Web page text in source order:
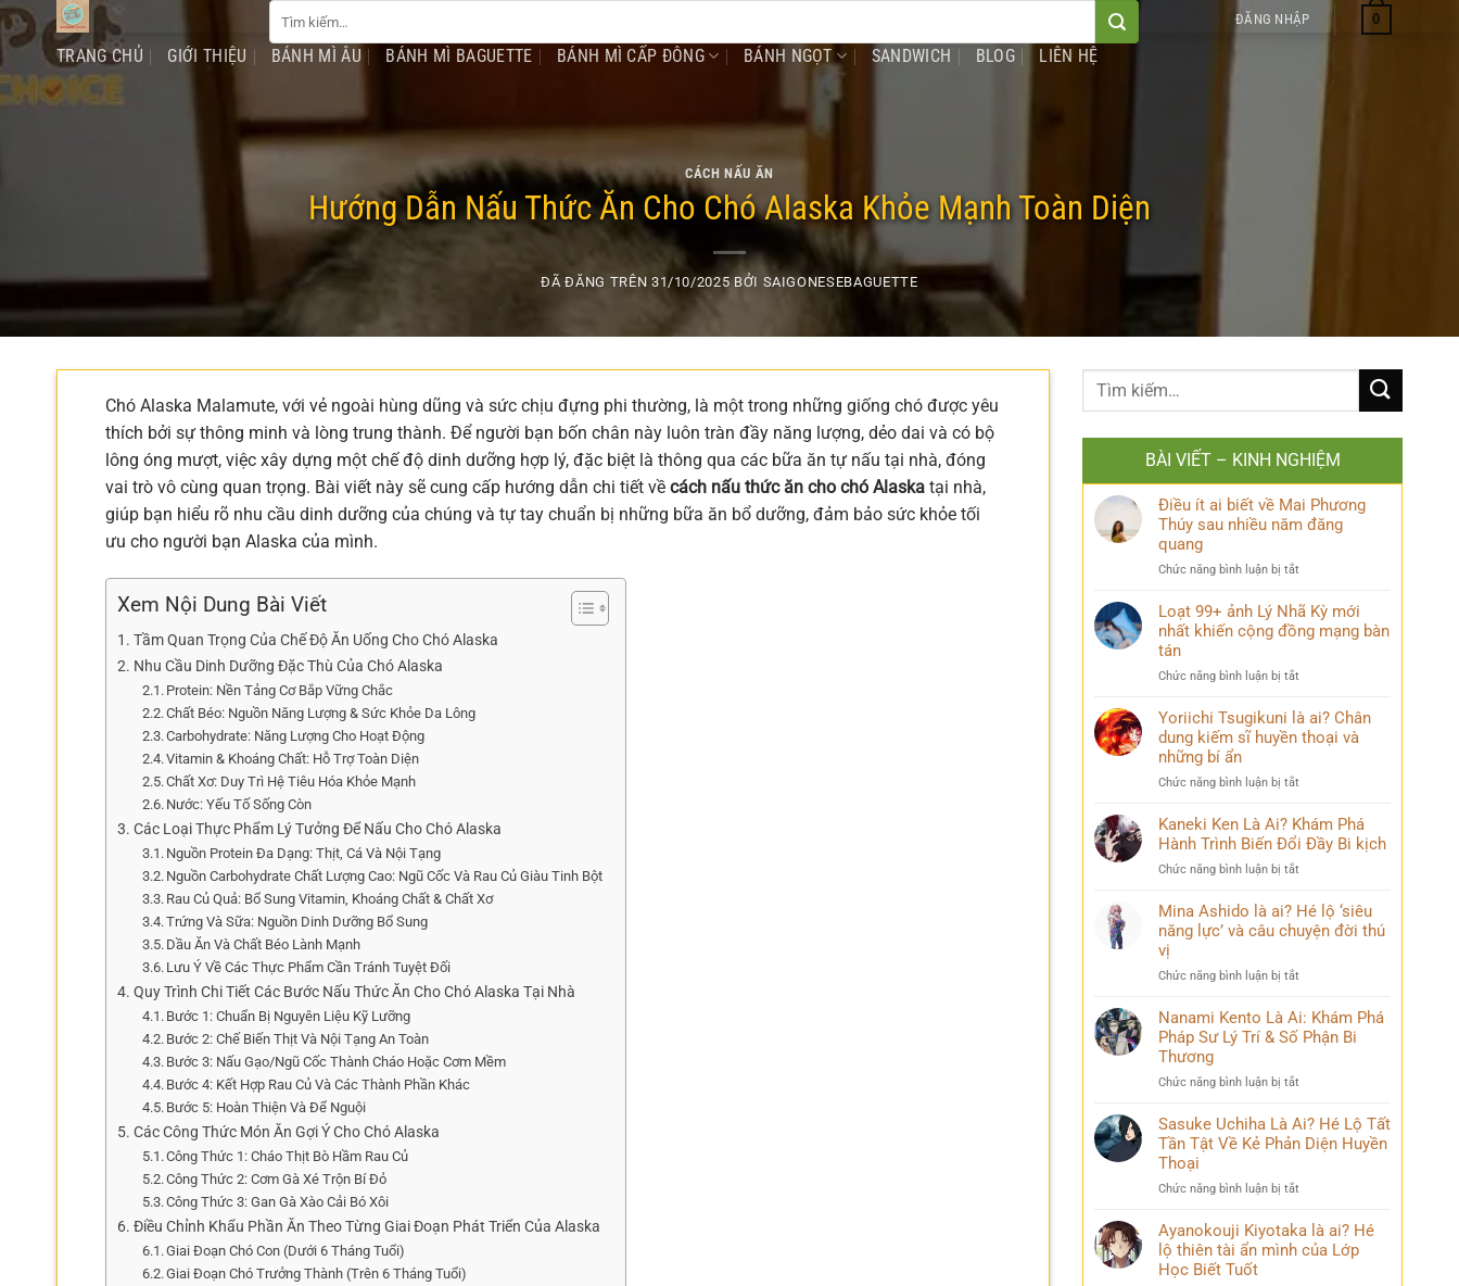
Chuyển
đến
nội
dung
kiếm:
ĐĂNG NHẬP 0
TRANG CHỦ GIỚI THIỆU BÁNH MÌ ÂU BÁNH MÌ BAGUETTE BÁNH MÌ CẤP ĐÔNG BÁNH NGỌT SANDWICH BLOG LIÊN HỆ
CÁCH NẤU ĂN
Hướng Dẫn Nấu Thức Ăn Cho Chó Alaska Khỏe Mạnh Toàn Diện
ĐÃ ĐĂNG TRÊN 31/10/2025 BỞI SAIGONESEBAGUETTE
Chó Alaska Malamute, với vẻ ngoài hùng dũng và sức chịu đựng phi thường, là một trong những giống chó được yêu
thích bởi sự thông minh và lòng trung thành. Để người bạn bốn chân này luôn tràn đầy năng lượng, dẻo dai và có bộ
lông óng mượt, việc xây dựng một chế độ dinh dưỡng hợp lý, đặc biệt là thông qua các bữa ăn tự nấu tại nhà, đóng
vai trò vô cùng quan trọng. Bài viết này sẽ cung cấp hướng dẫn chi tiết về cách nấu thức ăn cho chó Alaska tại nhà,
giúp bạn hiểu rõ nhu cầu dinh dưỡng của chúng và tự tay chuẩn bị những bữa ăn bổ dưỡng, đảm bảo sức khỏe tối
ưu cho người bạn Alaska của mình.
Xem Nội Dung Bài Viết
Tầm Quan Trọng Của Chế Độ Ăn Uống Cho Chó Alaska
Nhu Cầu Dinh Dưỡng Đặc Thù Của Chó Alaska
Protein: Nền Tảng Cơ Bắp Vững Chắc
Chất Béo: Nguồn Năng Lượng & Sức Khỏe Da Lông
Carbohydrate: Năng Lượng Cho Hoạt Động
Vitamin & Khoáng Chất: Hỗ Trợ Toàn Diện
Chất Xơ: Duy Trì Hệ Tiêu Hóa Khỏe Mạnh
Nước: Yếu Tố Sống Còn
Các Loại Thực Phẩm Lý Tưởng Để Nấu Cho Chó Alaska
Nguồn Protein Đa Dạng: Thịt, Cá Và Nội Tạng
Nguồn Carbohydrate Chất Lượng Cao: Ngũ Cốc Và Rau Củ Giàu Tinh Bột
Rau Củ Quả: Bổ Sung Vitamin, Khoáng Chất & Chất Xơ
Trứng Và Sữa: Nguồn Dinh Dưỡng Bổ Sung
Dầu Ăn Và Chất Béo Lành Mạnh
Lưu Ý Về Các Thực Phẩm Cần Tránh Tuyệt Đối
Quy Trình Chi Tiết Các Bước Nấu Thức Ăn Cho Chó Alaska Tại Nhà
Bước 1: Chuẩn Bị Nguyên Liệu Kỹ Lưỡng
Bước 2: Chế Biến Thịt Và Nội Tạng An Toàn
Bước 3: Nấu Gạo/Ngũ Cốc Thành Cháo Hoặc Cơm Mềm
Bước 4: Kết Hợp Rau Củ Và Các Thành Phần Khác
Bước 5: Hoàn Thiện Và Để Nguội
Các Công Thức Món Ăn Gợi Ý Cho Chó Alaska
Công Thức 1: Cháo Thịt Bò Hầm Rau Củ
Công Thức 2: Cơm Gà Xé Trộn Bí Đỏ
Công Thức 3: Gan Gà Xào Cải Bó Xôi
Điều Chỉnh Khẩu Phần Ăn Theo Từng Giai Đoạn Phát Triển Của Alaska
Giai Đoạn Chó Con (Dưới 6 Tháng Tuổi)
Giai Đoạn Chó Trưởng Thành (Trên 6 Tháng Tuổi)
BÀI VIẾT – KINH NGHIỆM
Điều ít ai biết về Mai Phương
Thúy sau nhiều năm đăng
quang
Chức năng bình luận bị tắt
ít
biết
Mai
Thúy
sau
đăng
Loạt 99+ ảnh Lý Nhã Kỳ mới
nhất khiến cộng đồng mạng bàn
tán
Chức năng bình luận bị tắt
99+
ảnh
Kỳ
nhất
khiến
đồng
bàn
tán
Yoriichi Tsugikuni là ai? Chân
dung kiếm sĩ huyền thoại và
những bí ẩn
Chức năng bình luận bị tắt
Tsugikuni
là
Chân
kiếm
sĩ
và
bí
ẩn
Kaneki Ken Là Ai? Khám Phá
Hành Trình Biến Đổi Đầy Bi kịch
Chức năng bình luận bị tắt
Ken
Ai?
Phá
Trình
Biến
Bi
Mina Ashido là ai? Hé lộ ‘siêu
năng lực’ và câu chuyện đời thú
vị
Chức năng bình luận bị tắt
Ashido
là
lộ
năng
lực’
chuyện
thú
vị
Nanami Kento Là Ai: Khám Phá
Pháp Sư Lý Trí & Số Phận Bi
Thương
Chức năng bình luận bị tắt
Kento
Là
Phá
Sư
Lý
Sasuke Uchiha Là Ai? Hé Lộ Tất
Tần Tật Về Kẻ Phản Diện Huyền
Thoại
Chức năng bình luận bị tắt
Uchiha
Ayanokouji Kiyotaka là ai? Hé
lộ thiên tài ẩn mình của Lớp
Học Biết Tuốt